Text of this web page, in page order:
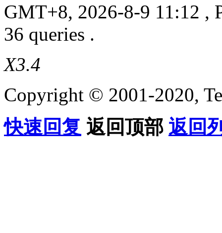
GMT+8, 2026-8-9 11:12 ,
36 queries .
X3.4
Copyright © 2001-2020,
快速回复 返回顶部 返回